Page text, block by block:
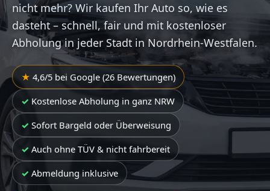
nicht mehr? Wir kaufen Ihr Auto so, wie es
dasteht – schnell, fair und mit kostenloser
Abholung in jeder Stadt in Nordrhein-Westfalen.
4,6/5 bei Google (26 Bewertungen)
Kostenlose Abholung in ganz NRW
Sofort Bargeld oder Überweisung
Auch ohne TÜV & nicht fahrbereit
Abmeldung inklusive